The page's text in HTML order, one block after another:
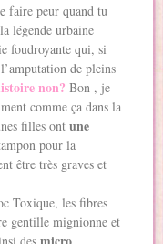
faire peur quand tu
légende urbaine
foudroyante qui, si
de pleins
non? Bon , je
comme ça dans la
filles ontune
pour la
être très graves et
Toxique, les fibres
gentille mignionne et
des